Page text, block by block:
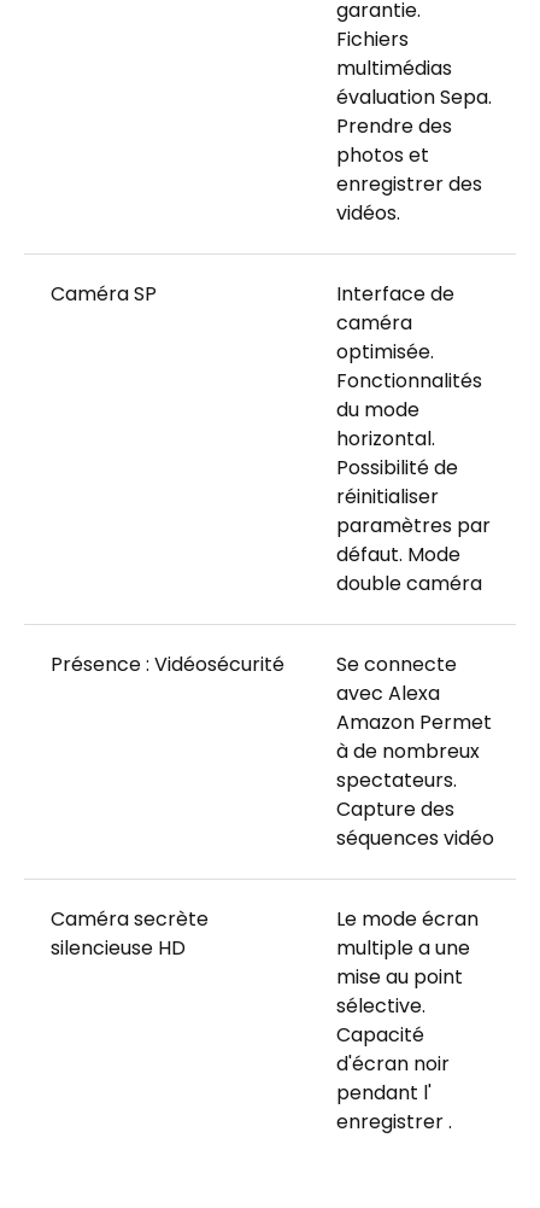
garantie.
Fichiers
multimédias
évaluation Sepa.
Prendre des
photos et
enregistrer des
vidéos.
Caméra SP
Interface de
caméra
optimisée.
Fonctionnalités
du mode
horizontal.
Possibilité de
réinitialiser
paramètres par
défaut. Mode
double caméra
Présence : Vidéosécurité
Se connecte
avec Alexa
Amazon Permet
à de nombreux
spectateurs.
Capture des
séquences vidéo
Caméra secrète
silencieuse HD
Le mode écran
multiple a une
mise au point
sélective.
Capacité
d'écran noir
pendant l'
enregistrer .